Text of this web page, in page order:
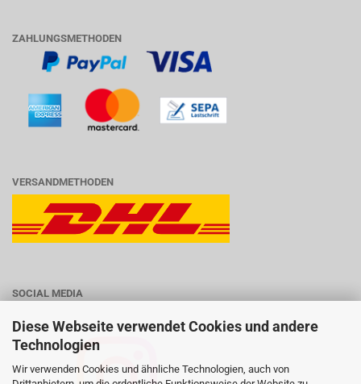
Diese Webseite verwendet Cookies und andere
Technologien
Wir verwenden Cookies und ähnliche Technologien, auch von
ZAHLUNGSMETHODEN
VERSANDMETHODEN
SOCIAL MEDIA